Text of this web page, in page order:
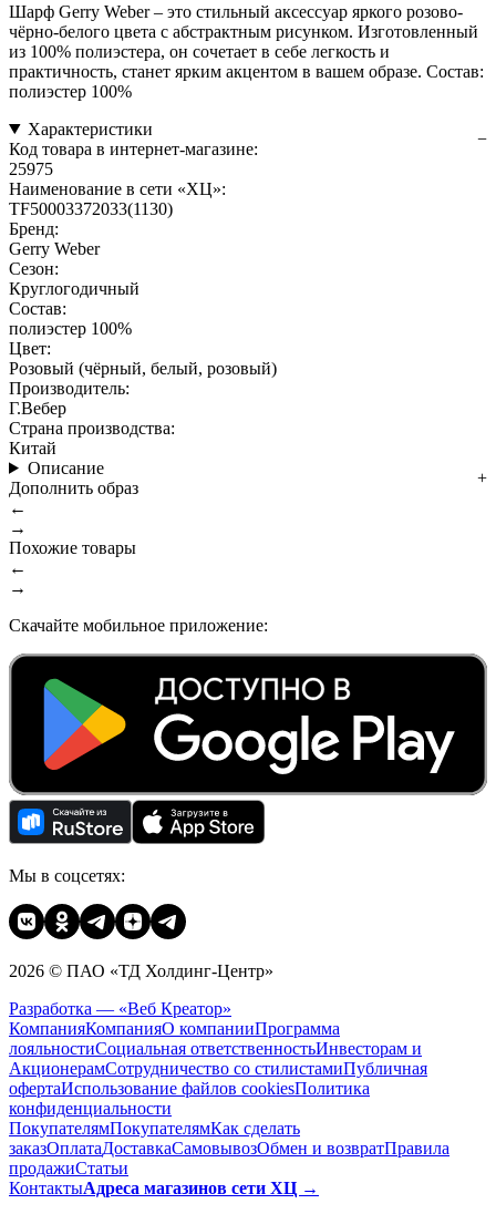
Шарф Gerry Weber – это стильный аксессуар яркого розово-
чёрно-белого цвета с абстрактным рисунком. Изготовленный
из 100% полиэстера, он сочетает в себе легкость и
практичность, станет ярким акцентом в вашем образе. Состав:
полиэстер 100%
Характеристики
Код товара в интернет-магазине:
25975
Наименование в сети «ХЦ»:
TF50003372033(1130)
Бренд:
Gerry Weber
Сезон:
Круглогодичный
Состав:
полиэстер 100%
Цвет:
Розовый (чёрный, белый, розовый)
Производитель:
Г.Вебер
Страна производства:
Китай
Описание
Дополнить образ
←
→
Похожие товары
←
→
Скачайте мобильное приложение:
Мы в соцсетях:
2026 © ПАО «ТД Холдинг-Центр»
Разработка — «Веб Креатор»
КомпанияКомпанияО компанииПрограмма
лояльностиСоциальная ответственностьИнвесторам и
АкционерамСотрудничество со стилистамиПубличная
офертаИспользование файлов cookiesПолитика
конфиденциальности
ПокупателямПокупателямКак сделать
заказОплатаДоставкаCамовывозОбмен и возвратПравила
продажиСтатьи
КонтактыАдреса магазинов сети ХЦ →